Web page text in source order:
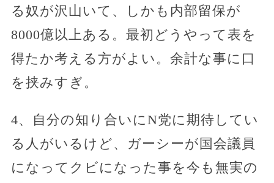
る奴が沢山いて、しかも内部留保が
8000億以上ある。最初どうやって表を
得たか考える方がよい。余計な事に口
を挟みすぎ。
4、自分の知り合いにN党に期待してい
る人がいるけど、ガーシーが国会議員
になってクビになった事を今も無実の